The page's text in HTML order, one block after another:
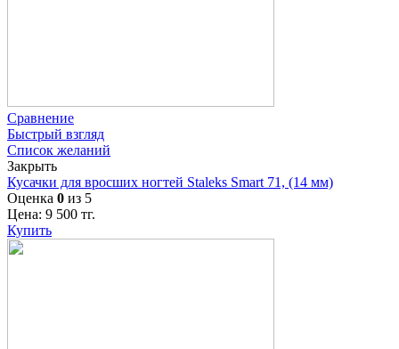
Сравнение
Быстрый взгляд
Список желаний
Закрыть
Кусачки для вросших ногтей Staleks Smart 71, (14 мм)
Оценка 0 из 5
Цена: 9 500 тг.
Купить